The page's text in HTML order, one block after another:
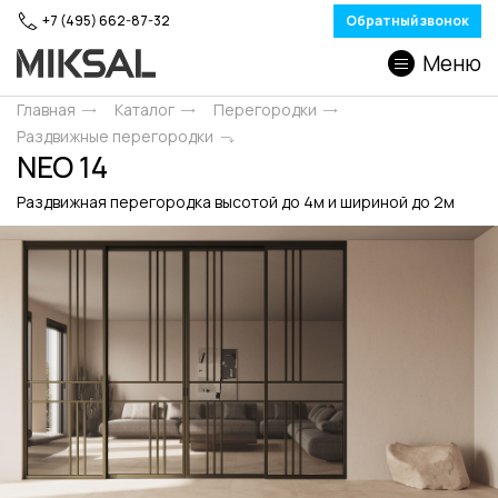
+7 (495) 662-87-32 Обратный звонок
Меню
Главная Каталог
Перегородки
Раздвижные перегородки
NEO 14
Раздвижная перегородка высотой до 4м и шириной до 2м